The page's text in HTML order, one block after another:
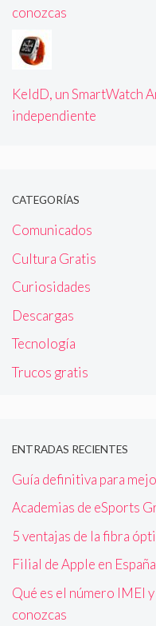
conozcas
KeldD, un SmartWatch
independiente
CATEGORÍAS
Comunicados
Cultura Gratis
Curiosidades
Descargas
Tecnología
Trucos gratis
ENTRADAS RECIENTES
Guía definitiva para
Academias de eSports
5 ventajas de la fibra
Filial de Apple en
Qué es el número IMEI
conozcas